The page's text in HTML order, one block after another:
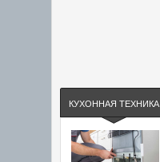
КУХОННАЯ ТЕХНИКА